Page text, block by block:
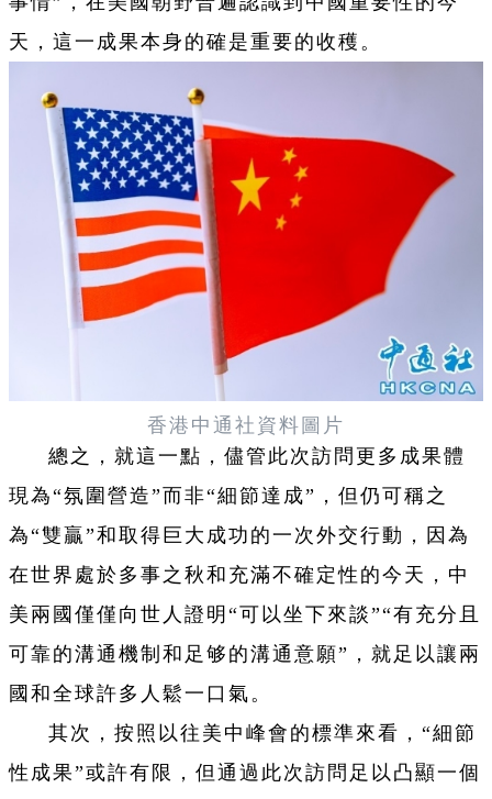
天，這一成果本身的確是重要的收穫。
香港中通社資料圖片
總之，就這一點，儘管此次訪問更多成果體
現為“氛圍營造”而非“細節達成”，但仍可稱之
為“雙贏”和取得巨大成功的一次外交行動，因為
在世界處於多事之秋和充滿不確定性的今天，中
美兩國僅僅向世人證明“可以坐下來談”“有充分且
可靠的溝通機制和足够的溝通意願”，就足以讓兩
國和全球許多人鬆一口氣。
其次，按照以往美中峰會的標準來看，“細節
性成果”或許有限，但通過此次訪問足以凸顯一個